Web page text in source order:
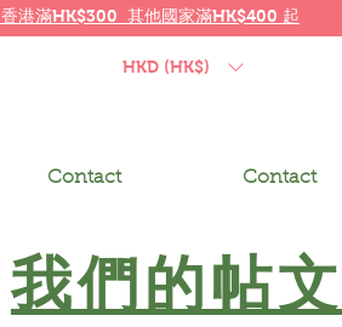
香港滿HK$300 其他國家滿HK$400 起
HKD (HK$)
Contact Contact
我們的帖文